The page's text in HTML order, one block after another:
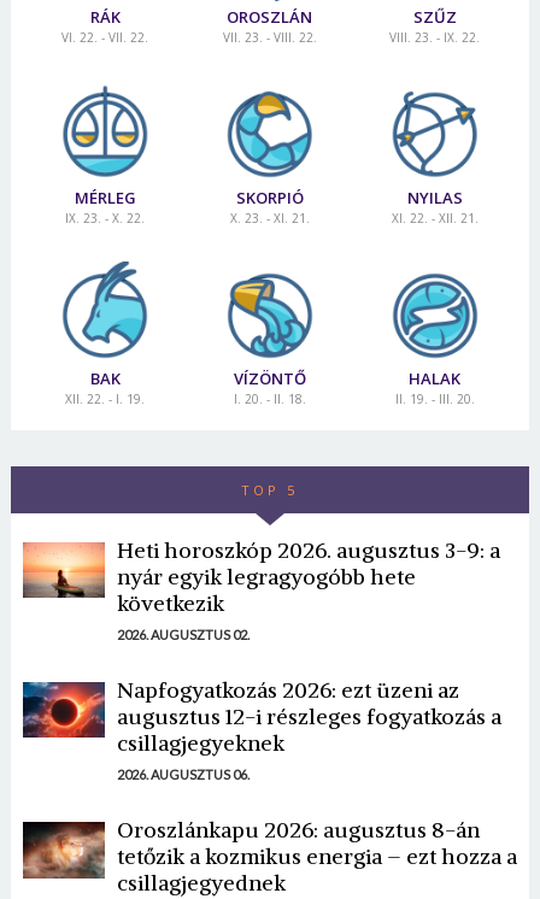
RÁK
VI. 22. - VII. 22.
OROSZLÁN
VII. 23. - VIII. 22.
SZŰZ
VIII. 23. - IX. 22.
MÉRLEG
IX. 23. - X. 22.
SKORPIÓ
X. 23. - XI. 21.
NYILAS
XI. 22. - XII. 21.
BAK
XII. 22. - I. 19.
VÍZÖNTŐ
I. 20. - II. 18.
HALAK
II. 19. - III. 20.
TOP 5
Heti horoszkóp 2026. augusztus 3-9: a
nyár egyik legragyogóbb hete
következik
2026. AUGUSZTUS 02.
Napfogyatkozás 2026: ezt üzeni az
augusztus 12-i részleges fogyatkozás a
csillagjegyeknek
2026. AUGUSZTUS 06.
Oroszlánkapu 2026: augusztus 8-án
tetőzik a kozmikus energia – ezt hozza a
csillagjegyednek